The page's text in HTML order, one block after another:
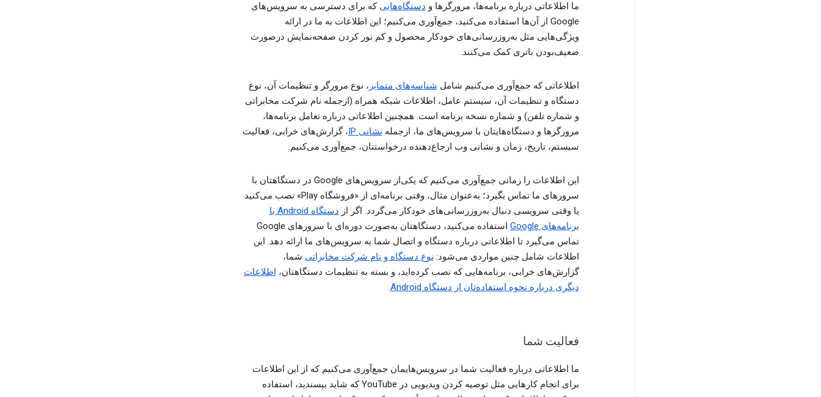
ما اطلاعاتی درباره برنامه‌ها، مرورگرها و دستگاه‌هایی که برای دسترسی به سرویس‌های
Google از آن‌ها استفاده می‌کنید، جمع‌آوری می‌کنیم؛ این اطلاعات به ما در ارائه
ویژگی‌هایی مثل به‌روزرسانی‌های خودکار محصول و کم ‌نور کردن صفحه‌‌نمایش درصورت
ضعیف‌بودن باتری کمک می‌کنند.
اطلاعاتی که جمع‌آوری می‌کنیم شامل شناسه‌های متمایز ، نوع مرورگر و تنظیمات آن، نوع
دستگاه و تنظیمات آن، سیستم عامل، اطلاعات شبکه همراه (ازجمله نام شرکت مخابراتی
و شماره تلفن) و شماره نسخه برنامه است. همچنین اطلاعاتی درباره تعامل برنامه‌ها،
مرورگرها و دستگاه‌هایتان با سرویس‌های ما، ازجمله نشانی IP
، گزارش‌های خرابی، فعالیت
سیستم، تاریخ، زمان و نشانی وب ارجاع‌دهنده درخواستتان، جمع‌آوری می‌کنیم.
این اطلاعات را زمانی جمع‌آوری می‌کنیم که یکی‌از سرویس‌های Google در دستگاهتان با
سرورهای ما تماس بگیرد؛ به‌عنوان مثال، وقتی برنامه‌ای از «فروشگاه Play» نصب می‌کنید
یا وقتی سرویسی دنبال به‌روزرسانی‌های خودکار می‌گردد. اگر از
دستگاه Android با
برنامه‌های Google
استفاده می‌کنید، دستگاهتان به‌صورت دوره‌ای با سرورهای Google
تماس می‌گیرد تا اطلاعاتی درباره دستگاه و اتصال شما به سرویس‌های ما ارائه دهد. این
اطلاعات شامل چنین مواردی می‌شود: نوع دستگاه و نام شرکت مخابراتی شما،
گزارش‌های خرابی، برنامه‌هایی که نصب کرده‌اید، و بسته به تنظیمات دستگاهتان، اطلاعات
دیگری درباره نحوه استفاده‌تان از دستگاه Android
.
فعالیت شما
ما اطلاعاتی درباره فعالیت شما در سرویس‌هایمان جمع‌آوری می‌کنیم که از این اطلاعات
برای انجام کارهایی مثل توصیه کردن ویدیویی در YouTube که شاید بپسندید، استفاده